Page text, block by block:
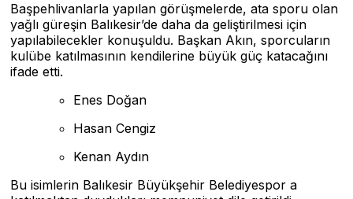
Başpehlivanlarla yapılan görüşmelerde, ata sporu olan
yağlı güreşin Balıkesir’de daha da geliştirilmesi için
yapılabilecekler konuşuldu. Başkan Akın, sporcuların
kulübe katılmasının kendilerine büyük güç katacağını
ifade etti.
Enes Doğan
Hasan Cengiz
Kenan Aydın
Bu isimlerin Balıkesir Büyükşehir Belediyespor a